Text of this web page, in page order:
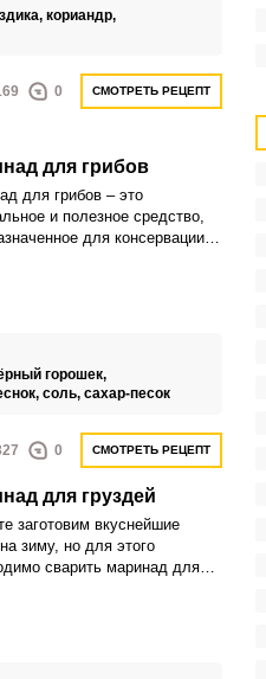
кориандр,
0 СМОТРЕТЬ РЕЦЕПТ
для грибов
для грибов – это
и полезное средство,
для консервации,
горошек,
соль, сахар-песок
0 СМОТРЕТЬ РЕЦЕПТ
для груздей
заготовим вкуснейшие
зиму, но для этого
сварить маринад для